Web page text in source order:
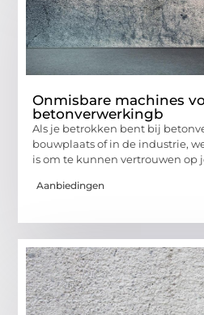
Onmisbare machines
betonverwerkingb
Als je betrokken bent bij
bouwplaats of in de industrie,
is om te kunnen vertrouwen op
Aanbiedingen